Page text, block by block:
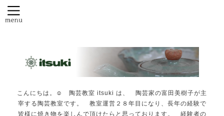
こんにちは。☺️ 陶芸教室 itsuki は、 陶芸家の富田美樹子が主
宰する陶芸教室です。 教室運営２８年目になり、長年の経験で
皆様に焼き物を楽しんで頂けたらと思っております。 経験者の